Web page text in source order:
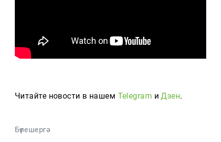
Читайте новости в нашем Telegram иДзен.
Бүлешергә